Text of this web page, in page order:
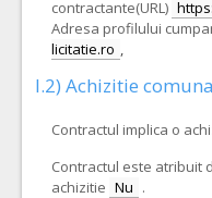
contractante(URL)
Adresa profilului
licitatie.ro ,
I.2) Achizitie comuna
Contractul implica o
Contractul este atribuit
achizitie Nu .